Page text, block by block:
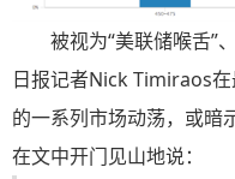
被视为“美联储喉舌”
日报记者Nick Timiraos
的一系列市场动荡，或暗
在文中开门见山地说：